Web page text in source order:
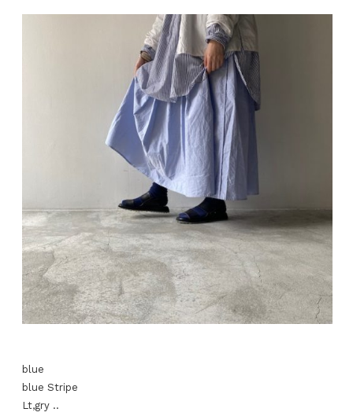
blue
blue Stripe
Lt,gry ..